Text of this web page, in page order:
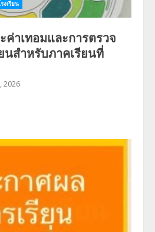
งเรียน
ค่าเทอมและการตรวจ
นสำหรับภาคเรียนที่
2026